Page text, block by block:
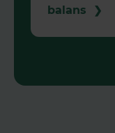
balans ❯